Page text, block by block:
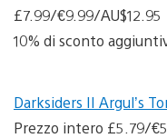
£7.99/€9.99/AU$12.95
10% di sconto
Darksiders II Argul’s
Prezzo intero £5.79/